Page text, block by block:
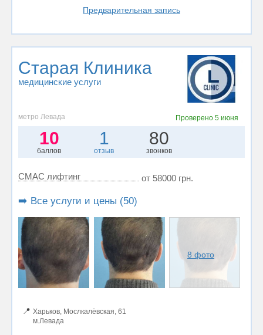
Предварительная запись
Старая Клиника
медицинские услуги
метро Левада Проверено5 июня
10
баллов
1
отзыв
80
звонков
СМАС лифтинг от 58000 грн.
➡️ Все услуги и цены (50)
8 фото
📍 Харьков, Мослкалёвская, 61
м.Левада